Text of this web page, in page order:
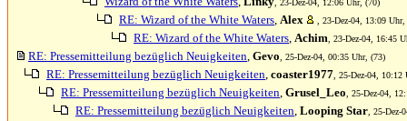
, 23-Dez-04, 12:06 Uhr, (70)
RE: Wizard of the White Waters, Alex , 23-Dez-04, 13:09
RE: Wizard of the White Waters, Achim , 23-Dez-04, 16:45
RE: Pressemitteilung bezüglich Neuigkeiten, Gevo , 25-Dez-04, 00:35 Uhr, (73)
RE: Pressemitteilung bezüglich Neuigkeiten, coaster1977 , 25-Dez-04, 10:12
RE: Pressemitteilung bezüglich Neuigkeiten, Grusel_Leo , 25-Dez-04,
RE: Pressemitteilung bezüglich Neuigkeiten, Looping Star , 25-